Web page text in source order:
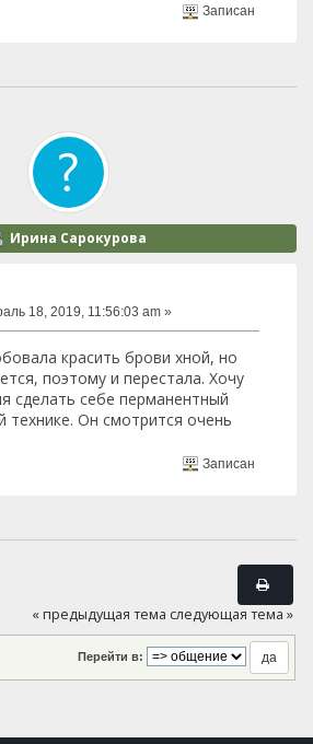
Записан
Ирина Сарокурова
18, 2019, 11:56:03 am »
красить брови хной, но
поэтому и перестала. Хочу
сделать себе перманентный
технике. Он смотрится очень
Записан
« предыдущая тема следующая тема »
Перейти в: